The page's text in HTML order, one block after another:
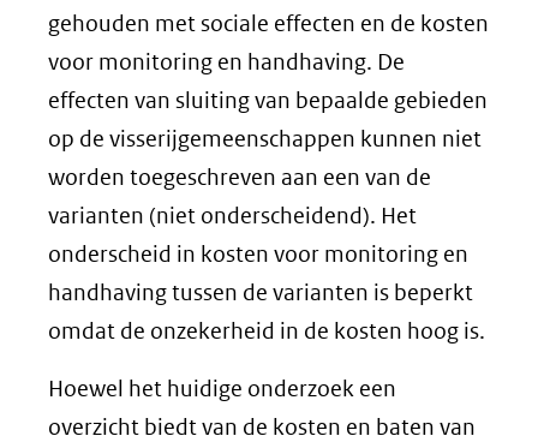
gehouden met sociale effecten en de kosten
voor monitoring en handhaving. De
effecten van sluiting van bepaalde gebieden
op de visserijgemeenschappen kunnen niet
worden toegeschreven aan een van de
varianten (niet onderscheidend). Het
onderscheid in kosten voor monitoring en
handhaving tussen de varianten is beperkt
omdat de onzekerheid in de kosten hoog is.
Hoewel het huidige onderzoek een
overzicht biedt van de kosten en baten van